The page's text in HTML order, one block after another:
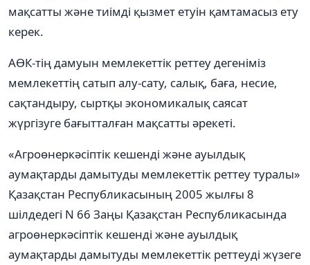
мақсатты жəне тиімді қызмет етуін қамтамасыз ету
керек.
АӨК-тің дамуын мемлекеттік реттеу дегеніміз
мемлекеттің сатып алу-сату, салық, баға, несие,
сақтандыру, сыртқы экономикалық саясат
жүргізуге бағытталған мақсатты əрекеті.
«Агроөнеркəсіптік кешенді жəне ауылдық
аумақтарды дамытуды мемлекеттік реттеу туралы»
Қазақстан Республикасының 2005 жылғы 8
шілдедегі N 66 Заңы Қазақстан Республикасында
агроөнеркəсiптiк кешендi жəне ауылдық
аумақтарды дамытуды мемлекеттiк реттеудi жүзеге